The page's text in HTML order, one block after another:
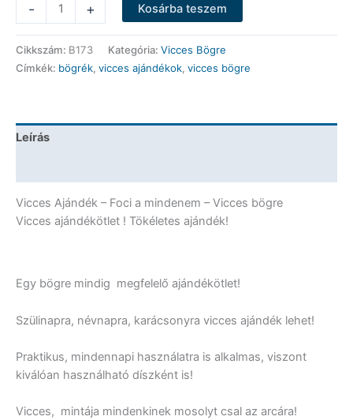
-
Bögre
-
Foci
a
Vicces
+ Kosárba teszem
Cikkszám: B173 Kategória: Vicces Bögre
Címkék: bögrék, vicces ajándékok, vicces bögre
Leírás
Vicces Ajándék – Foci a mindenem – Vicces bögre
Vicces ajándékötlet ! Tökéletes ajándék!
Egy bögre mindig megfelelő ajándékötlet!
Szülinapra, névnapra, karácsonyra vicces ajándék lehet!
Praktikus, mindennapi használatra is alkalmas, viszont
kiválóan használható díszként is!
Vicces, mintája mindenkinek mosolyt csal az arcára!